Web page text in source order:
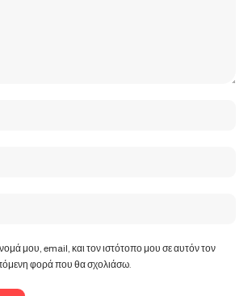
μου, email, και τον ιστότοπο μου σε αυτόν τον
φορά που θα σχολιάσω.